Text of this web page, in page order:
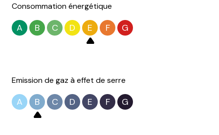
Consommation énergétique
A B C D E F G
Emission de gaz à effet de serre
A B C D E F G